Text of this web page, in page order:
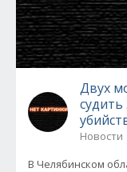
Двух
Новости
В Челябинском